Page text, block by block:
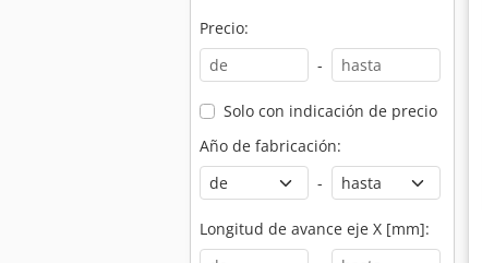
Precio:
-
Solo con indicación de precio
Año de fabricación:
-
Longitud de avance eje X [mm]: